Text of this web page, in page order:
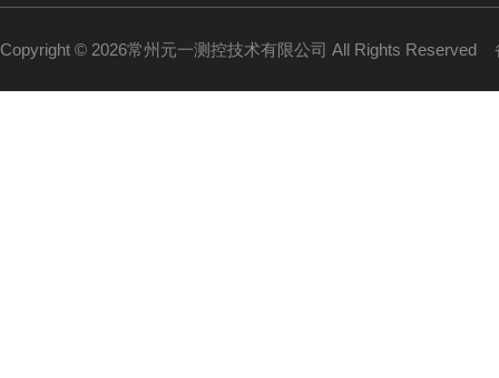
Copyright © 2026常州元一测控技术有限公司 All Rights Reserved